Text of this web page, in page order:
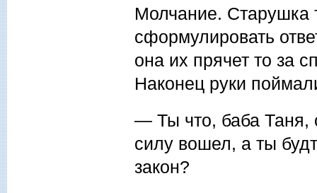
Молчание. Старушка
сформулировать
она их прячет то за
Наконец руки
— Ты что, баба Таня,
силу вошел, а ты
за­кон?